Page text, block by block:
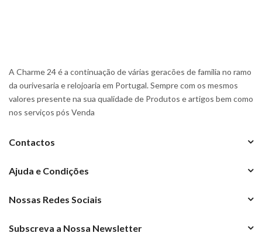
A Charme 24 é a continuação de várias geracões de familia no ramo
da ourivesaria e relojoaria em Portugal. Sempre com os mesmos
valores presente na sua qualidade de Produtos e artigos bem como
nos serviços pós Venda
Contactos
Ajuda e Condições
Nossas Redes Sociais
Subscreva a Nossa Newsletter